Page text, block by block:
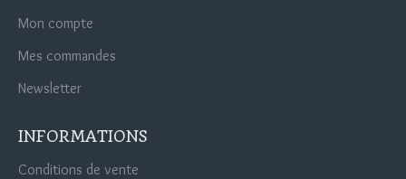
Mon compte
Mes commandes
Newsletter
INFORMATIONS
Conditions de vente